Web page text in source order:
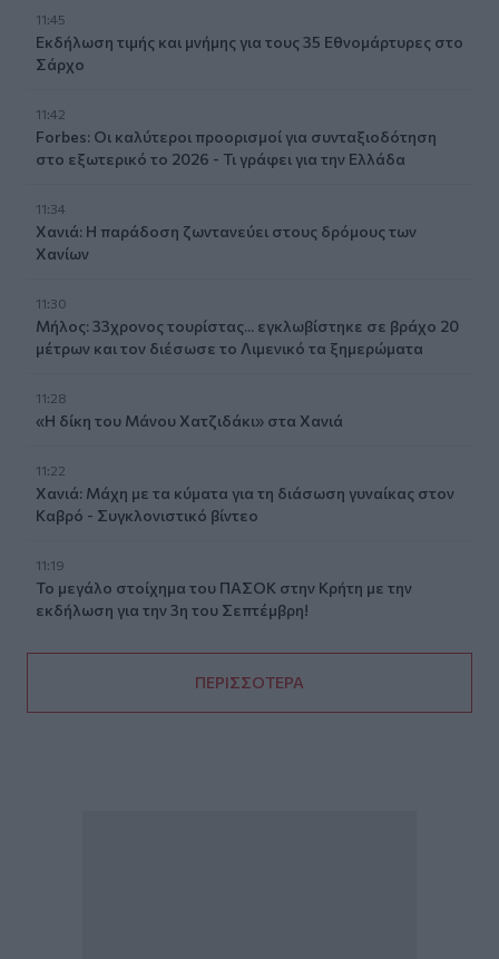
11:45
Εκδήλωση τιμής και μνήμης για τους 35 Εθνομάρτυρες στο
Σάρχο
11:42
Forbes: Οι καλύτεροι προορισμοί για συνταξιοδότηση
στο εξωτερικό το 2026 - Τι γράφει για την Ελλάδα
11:34
Χανιά: Η παράδοση ζωντανεύει στους δρόμους των
Χανίων
11:30
Μήλος: 33χρονος τουρίστας... εγκλωβίστηκε σε βράχο 20
μέτρων και τον διέσωσε το Λιμενικό τα ξημερώματα
11:28
«Η δίκη του Μάνου Χατζιδάκι» στα Χανιά
11:22
Χανιά: Μάχη με τα κύματα για τη διάσωση γυναίκας στον
Καβρό - Συγκλονιστικό βίντεο
11:19
Το μεγάλο στοίχημα του ΠΑΣΟΚ στην Κρήτη με την
εκδήλωση για την 3η του Σεπτέμβρη!
ΠΕΡΙΣΣΟΤΕΡΑ